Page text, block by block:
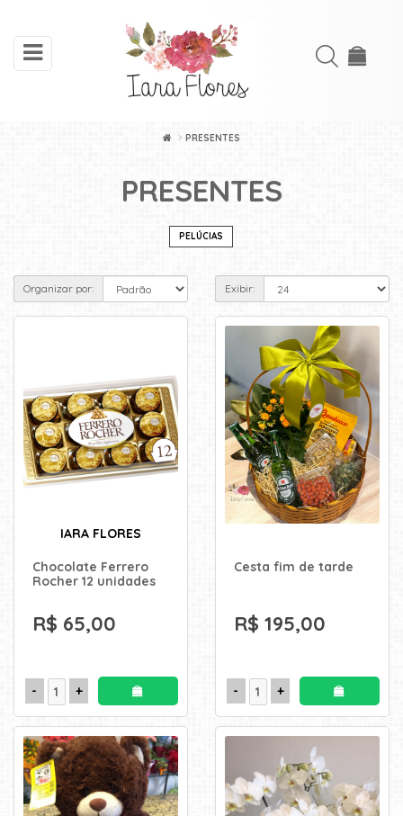
toggle
navigation
Acessar
BUQUÊS
KITS
CESTAS
PARA
PARA
ELES
PRESENTES
TIPOS
PRESENTES
PRESENTES
PELÚCIAS
Organizar por: Exibir:
IARA FLORES
Chocolate Ferrero
Rocher 12 unidades
R$ 65,00
Cesta fim de tarde
R$ 195,00